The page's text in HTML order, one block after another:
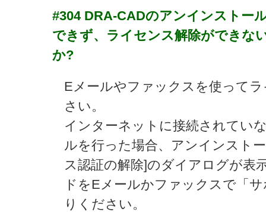
#304DRA-CADのアンインストー
できず、ライセンス解除ができな
か?
Eメールやファックスを使って
さい。
インターネットに接続されてい
ルを行った場合、アンインスト
ス認証の解除]のダイアログが表
ドをEメールかファックスで「
りください。